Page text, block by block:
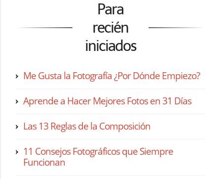
Para
recién
iniciados
Me Gusta la Fotografía ¿Por Dónde Empiezo?
Aprende a Hacer Mejores Fotos en 31 Días
Las 13 Reglas de la Composición
11 Consejos Fotográficos que Siempre
Funcionan